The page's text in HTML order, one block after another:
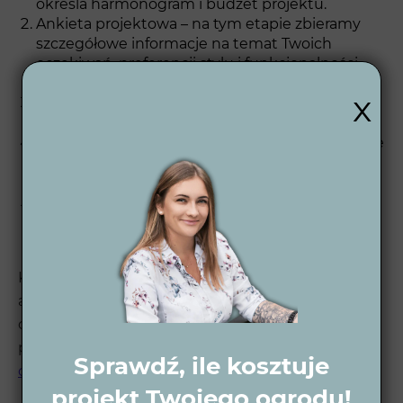
określa harmonogram i budżet projektu.
Ankieta projektowa – na tym etapie zbieramy
szczegółowe informacje na temat Twoich
oczekiwań, preferencji stylu i funkcjonalności
Wizualizacje 3D – tworzymy wizualizacje dzienne
i nocne, które pozwalają zobaczyć, jak będzie
wyglądał Twój ogród w różnych porach dnia.
Projekt wykonawczy 2D – końcowy etap to
szczegółowy plan techniczny, który umożliwia
przystąpienie do realizacji.
Każdy z tych kroków jest precyzyjnie realizowany,
aby projekt był zgodny z Twoimi
oczekiwaniami. Więcej informacji o naszym
procesie znajdziesz tutaj 👉
ogrodu
x
Sprawdź, ile kosztuje